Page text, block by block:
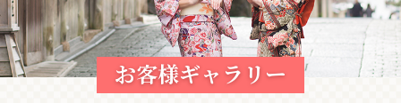
お客様ギャラリー